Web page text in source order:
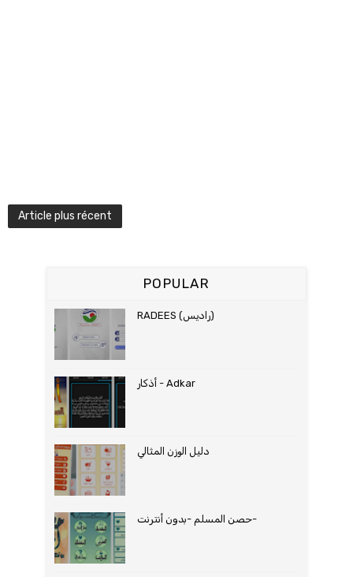
Article plus récent
POPULAR
RADEES (راديس)‎
أذكار - Adkar
حصن المسلم -بدون أنترنت-